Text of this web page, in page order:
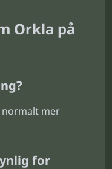
Orkla på
normalt mer
for